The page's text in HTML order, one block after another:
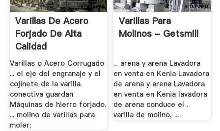
Varillas De Acero
Forjado De Alta
Calidad
Varillas o Acero Corrugado
... el eje del engranaje y el
cojinete de la varilla
conectiva guardan
Máquinas de hierro forjado.
... molino de varillas para
moler;
Varillas Para
Molinos - Getsmill
... arena y arena Lavadora
en venta en Kenia Lavadora
de arena y arena Lavadora
en venta en Kenia lavadora
de arena conduce el .
varilla de molino, ...